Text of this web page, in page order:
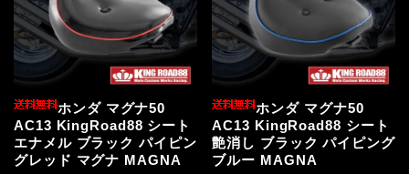
ホンダ マグナ50
AC13 KingRoad88 シート
エナメル ブラック パイピン
グレッド マグナ MAGNA
ホンダ マグナ50
AC13 KingRoad88 シート
艶消し ブラック パイピング
ブルー MAGNA